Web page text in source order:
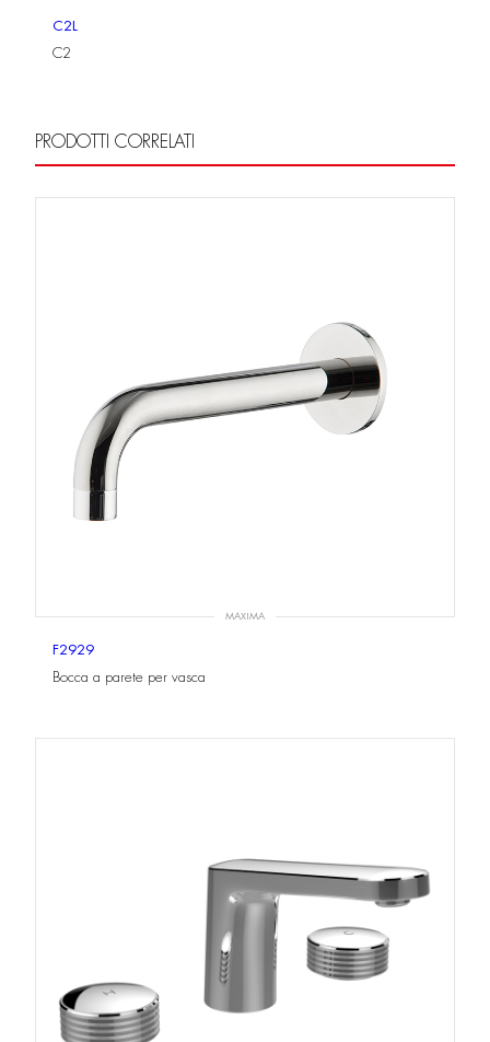
C2L
C2
PRODOTTI CORRELATI
MAXIMA
F2929
Bocca a parete per vasca